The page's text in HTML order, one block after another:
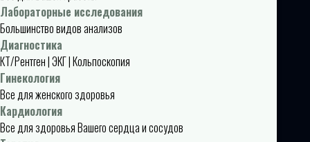
Лабораторные исследования
Большинство видов анализов
Диагностика
КТ/Рентген | ЭКГ | Кольпоскопия
Гинекология
Все для женского здоровья
Кардиология
Все для здоровья Вашего сердца и сосудов